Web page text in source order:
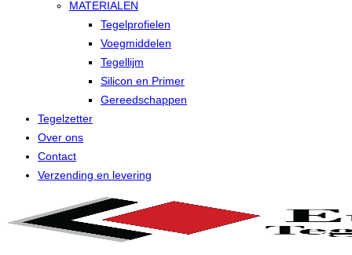
MATERIALEN
Tegelprofielen
Voegmiddelen
Tegellijm
Silicon en Primer
Gereedschappen
Tegelzetter
Over ons
Contact
Verzending en levering